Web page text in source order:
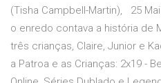
(Tisha Campbell-Martin), 25
o enredo contava a história de
três crianças, Claire, Junior e
a Patroa e as Crianças: 2x19 -